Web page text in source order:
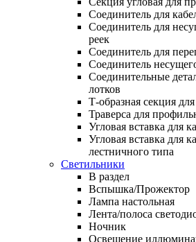
Соединитель для
Соединитель для
реек
Соединитель для
Соединитель
Соединительные
лотков
Т-образная секция
Траверса для
Угловая вставка для
Угловая вставка для
лестничного типа
Светильники
В раздел
Вспышка/Прожектор
Лампа настольная
Лента/полоса
Ночник
Освещение